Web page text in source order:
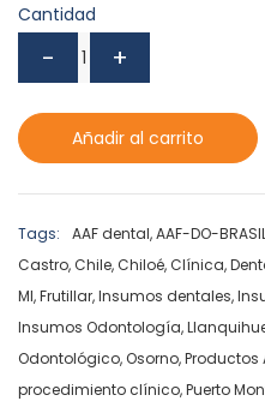
Cantidad
Añadir al carrito
Tags: AAF dental,AAF-DO-
Castro,Chile,Chiloé,Clínica,
Ml,Frutillar,Insumos dentales,
Insumos Odontología,
Odontológico,Osorno,Productos
procedimiento clínico,Puerto